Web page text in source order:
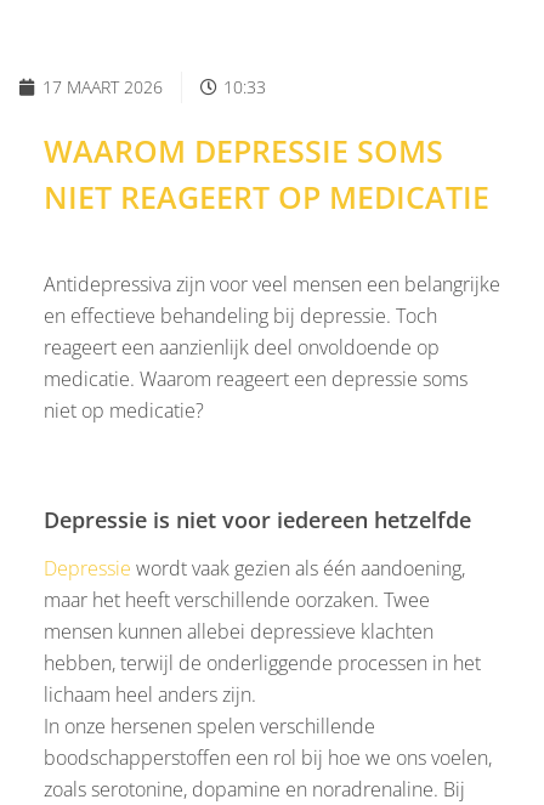
17 MAART 2026 10:33
WAAROM DEPRESSIE SOMS
NIET REAGEERT OP MEDICATIE
Antidepressiva zijn voor veel mensen een belangrijke
en effectieve behandeling bij depressie. Toch
reageert een aanzienlijk deel onvoldoende op
medicatie. Waarom reageert een depressie soms
niet op medicatie?
Depressie is niet voor iedereen hetzelfde
Depressie wordt vaak gezien als één aandoening,
maar het heeft verschillende oorzaken. Twee
mensen kunnen allebei depressieve klachten
hebben, terwijl de onderliggende processen in het
lichaam heel anders zijn.
In onze hersenen spelen verschillende
boodschapperstoffen een rol bij hoe we ons voelen,
zoals serotonine, dopamine en noradrenaline. Bij